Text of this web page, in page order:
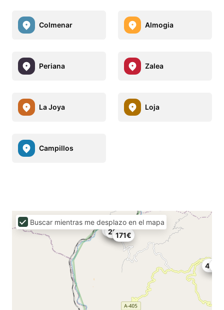
Colmenar Almogia
Periana Zalea
La Joya Loja
Campillos
29€
49€
60€
70€
171€
Buscar mientras me desplazo en el mapa